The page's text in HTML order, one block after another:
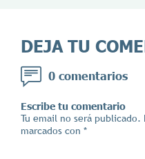
DEJA TU
0 comentarios
Escribe tu comentario
Tu email no será publicado.
marcados con *